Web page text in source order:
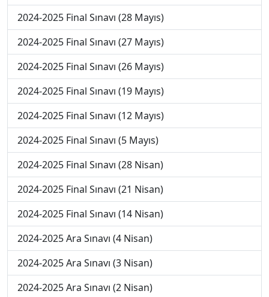
2024-2025 Final Sınavı (28 Mayıs)
2024-2025 Final Sınavı (27 Mayıs)
2024-2025 Final Sınavı (26 Mayıs)
2024-2025 Final Sınavı (19 Mayıs)
2024-2025 Final Sınavı (12 Mayıs)
2024-2025 Final Sınavı (5 Mayıs)
2024-2025 Final Sınavı (28 Nisan)
2024-2025 Final Sınavı (21 Nisan)
2024-2025 Final Sınavı (14 Nisan)
2024-2025 Ara Sınavı (4 Nisan)
2024-2025 Ara Sınavı (3 Nisan)
2024-2025 Ara Sınavı (2 Nisan)